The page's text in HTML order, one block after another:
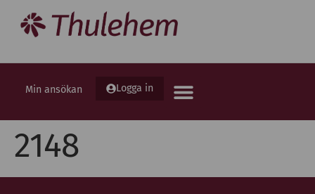
Min ansökan Logga in
2148